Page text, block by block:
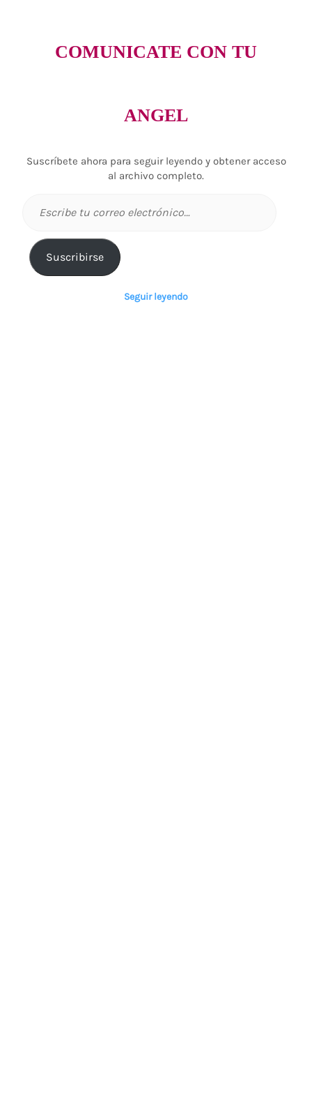
COMUNICATE CON TU
ANGEL
Suscríbete ahora para seguir leyendo y obtener acceso
al archivo completo.
correo
electrónico…
Suscribirse
Seguir leyendo